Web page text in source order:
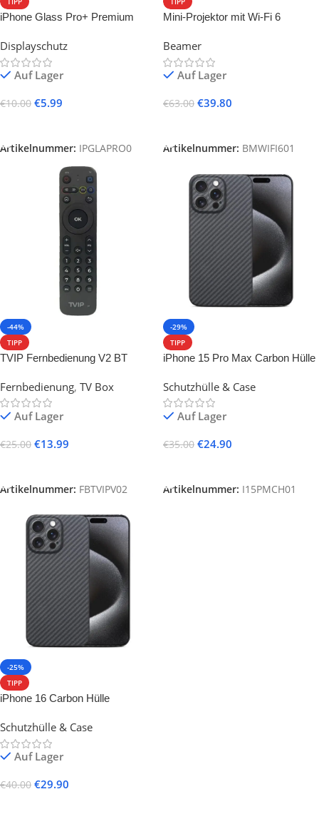
iPhone Glass Pro+ Premium
Protector
Displayschutz
Auf Lager
€10.00 €5.99
Artikelnummer: IPGLAPRO0
Mini-Projektor mit Wi-Fi 6
Beamer
Auf Lager
€63.00 €39.80
Artikelnummer: BMWIFI601
-44%
TIPP
TVIP Fernbedienung V2 BT
Fernbedienung, TV Box
Auf Lager
€25.00 €13.99
Artikelnummer: FBTVIPV02
-29%
TIPP
iPhone 15 Pro Max Carbon Hülle
Schutzhülle & Case
Auf Lager
€35.00 €24.90
Artikelnummer: I15PMCH01
-25%
TIPP
iPhone 16 Carbon Hülle
Schutzhülle & Case
Auf Lager
€40.00 €29.90